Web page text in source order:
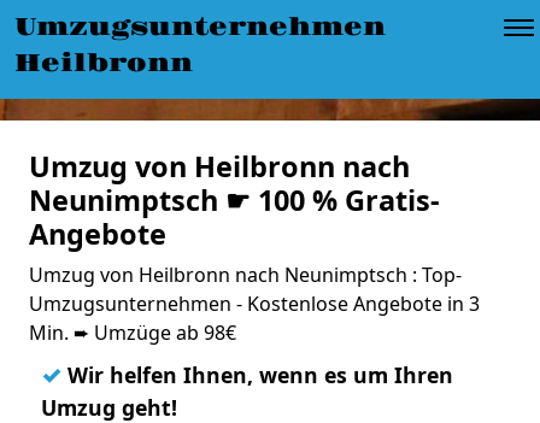
Umzugsunternehmen
Heilbronn
Umzug von Heilbronn nach
Neunimptsch ☛ 100 % Gratis-
Angebote
Umzug von Heilbronn nach Neunimptsch : Top-
Umzugsunternehmen - Kostenlose Angebote in 3
Min. ➨ Umzüge ab 98€
✓ Wir helfen Ihnen, wenn es um Ihren
Umzug geht!